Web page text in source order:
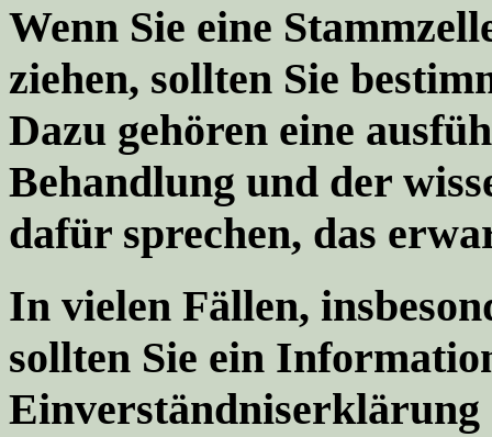
Wenn Sie eine
ziehen, sollten Sie
Dazu gehören eine
Behandlung und der
dafür sprechen, das
In vielen Fällen,
sollten Sie ein
Einverständniserklärung